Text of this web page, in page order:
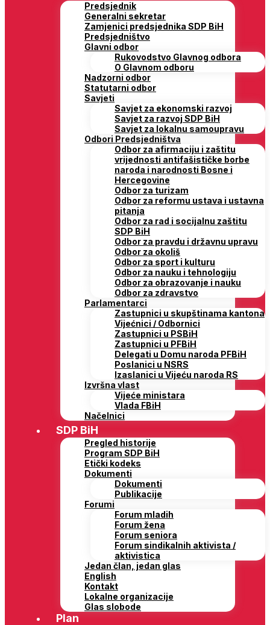
Predsjednik
Generalni sekretar
Zamjenici predsjednika SDP BiH
Predsjedništvo
Glavni odbor
Rukovodstvo Glavnog odbora
O Glavnom odboru
Nadzorni odbor
Statutarni odbor
Savjeti
Savjet za ekonomski razvoj
Savjet za razvoj SDP BiH
Savjet za lokalnu samoupravu
Odbori Predsjedništva
Odbor za afirmaciju i zaštitu
vrijednosti antifašističke borbe
naroda i narodnosti Bosne i
Hercegovine
Odbor za turizam
Odbor za reformu ustava i ustavna
pitanja
Odbor za rad i socijalnu zaštitu
SDP BiH
Odbor za pravdu i državnu upravu
Odbor za okoliš
Odbor za sport i kulturu
Odbor za nauku i tehnologiju
Odbor za obrazovanje i nauku
Odbor za zdravstvo
Parlamentarci
Zastupnici u skupštinama kantona
Vijećnici / Odbornici
Zastupnici u PSBiH
Zastupnici u PFBiH
Delegati u Domu naroda PFBiH
Poslanici u NSRS
Izaslanici u Vijeću naroda RS
Izvršna vlast
Vijeće ministara
Vlada FBiH
Načelnici
SDP BiH
Pregled historije
Program SDP BiH
Etički kodeks
Dokumenti
Dokumenti
Publikacije
Forumi
Forum mladih
Forum žena
Forum seniora
Forum sindikalnih aktivista /
aktivistica
Jedan član, jedan glas
English
Kontakt
Lokalne organizacije
Glas slobode
Plan